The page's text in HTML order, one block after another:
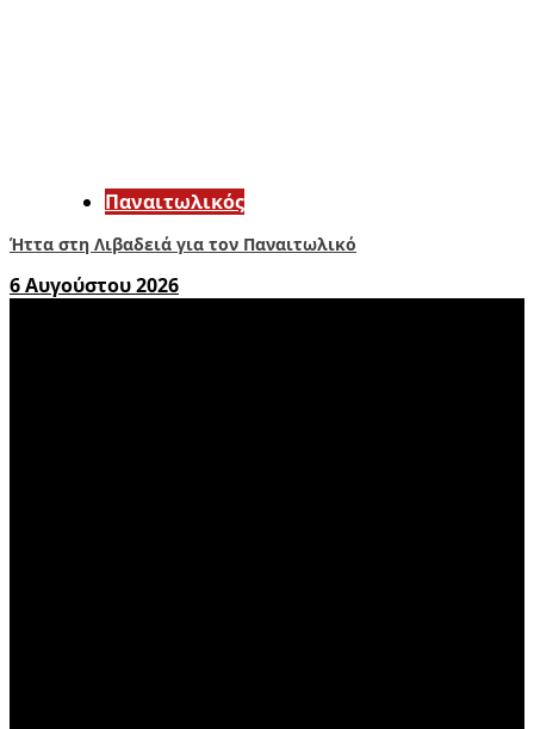
Παναιτωλικός
Ήττα στη Λιβαδειά για τον Παναιτωλικό
6 Αυγούστου 2026